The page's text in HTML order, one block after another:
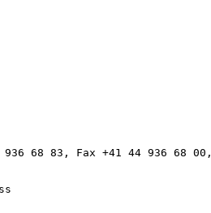
68 83, Fax +41 44 936 68 00,